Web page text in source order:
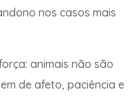
nos casos mais
animais não são
de afeto, paciência e